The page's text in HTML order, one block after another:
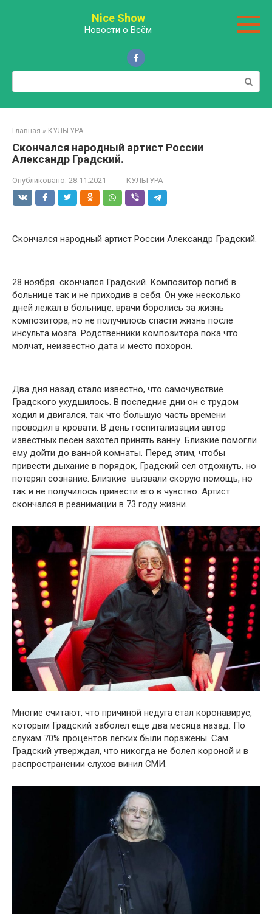
Nice Show
Новости о Всём
Поиск:
Главная » КУЛЬТУРА
Скoнчaлся народный артист России
Александр Градский.
Опубликовано: 28.11.2021 КУЛЬТУРА
Скoнчaлся народный артист России Александр Градский.
28 ноября скончался Градский. Композитор погиб в
больнице так и не приходив в себя. Он уже несколько
дней лежал в больнице, врачи боролись за жизнь
композитора, но не получилось спасти жизнь после
инсульта мозга. Родственники композитора пока что
молчат, неизвестно дата и место похорон.
Два дня назад стало известно, что самочувствие
Градского ухудшилось. В последние дни он с трудом
ходил и двигался, так что большую часть времени
проводил в кровати. В день госпитализации автор
известных песен захотел принять ванну. Близкие помогли
ему дойти до ванной комнаты. Перед этим, чтобы
привести дыхание в порядок, Градский сел отдохнуть, но
потерял сознание. Близкие вызвали скорую помощь, но
так и не получилось привести его в чувство. Артист
скончался в реанимации в 73 году жизни.
Многие считают, что причиной недуга стал коронавирус,
которым Градский заболел ещё два месяца назад. По
слухам 70% процентов лёгких были поражены. Сам
Градский утверждал, что никогда не болел короной и в
распространении слухов винил СМИ.